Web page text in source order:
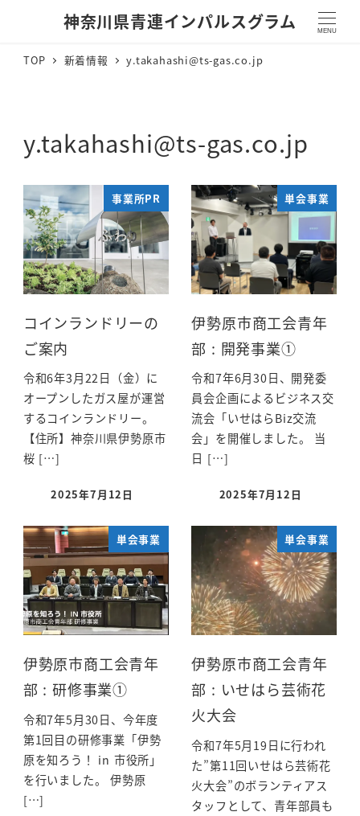
神奈川県青連インパルスグラム MENU
TOP 新着情報 y.takahashi@ts-gas.co.jp
y.takahashi@ts-gas.co.jp
事業所PR
コインランドリーの
ご案内
令和6年3月22日（金）に
オープンしたガス屋が運営
するコインランドリー。
【住所】神奈川県伊勢原市
桜 […]
2025年7月12日
単会事業
伊勢原市商工会青年
部 : 開発事業①
令和7年6月30日、開発委
員会企画によるビジネス交
流会「いせはらBiz交流
会」を開催しました。 当
日 […]
2025年7月12日
単会事業
伊勢原市商工会青年
部 : 研修事業①
令和7年5月30日、今年度
第1回目の研修事業「伊勢
原を知ろう！ in 市役所」
を行いました。 伊勢原
[…]
単会事業
伊勢原市商工会青年
部 : いせはら芸術花
火大会
令和7年5月19日に行われ
た”第11回いせはら芸術花
火大会”のボランティアス
タッフとして、青年部員も